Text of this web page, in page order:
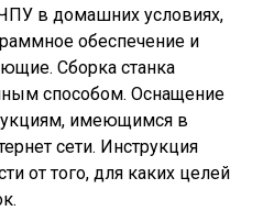
в домашних условиях,
обеспечение и
Сборка станка
способом. Оснащение
имеющимся в
сети. Инструкция
от того, для каких целей